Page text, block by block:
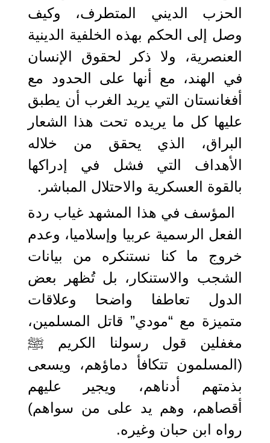
الحزب الديني المتطرف، وكيف
وصل إلى الحكم بهذه الخلفية الدينية
العنصرية، ولا ذكر لحقوق الإنسان
في الهند، مع أنها على الحدود مع
أفغانستان التي يريد الغرب أن يطبق
عليها كل ما يريده تحت هذا الشعار
البراق، الذي يحقق من خلاله
الأهداف التي فشل في إدراكها
بالقوة العسكرية والاحتلال المباشر.
المؤسف في هذا المشهد غياب ردة
الفعل الرسمية عربيا وإسلاميا، وعدم
خروج ما كنا نستنكره من بيانات
الشجب والاستنكار، بل تُظهر بعض
الدول تعاطفا واضحا وعلاقات
متميزة مع “مودي” قاتل المسلمين،
مغفلين قول رسولنا الكريم ﷺ
(المسلمون تتكافأ دماؤهم، ويسعى
بذمتهم أدناهم، ويجير عليهم
أقصاهم، وهم يد على من سواهم)
رواه ابن حبان وغيره.